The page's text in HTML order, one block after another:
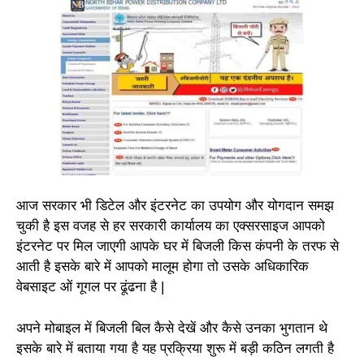
आज सरकार भी डिटेल और इंटरनेट का उपयोग और योगदान समझ
चुकी है इस वजह से हर सरकारी कार्यालय का एक्सरसाइज आपको
इंटरनेट पर मिल जाएगी आपके घर में बिजली किस कंपनी के तरफ से
आती है इसके बारे में आपको मालूम होगा तो उसके अधिकारिक
वेबसाइट ओं गूगल पर ढूंढना है |
अपने मोबाइल में बिजली बिल कैसे देखें और कैसे उनका भुगतान थे
इसके बारे में बताया गया है यह प्रक्रिया शुरू में बड़ी कठिन लगती है